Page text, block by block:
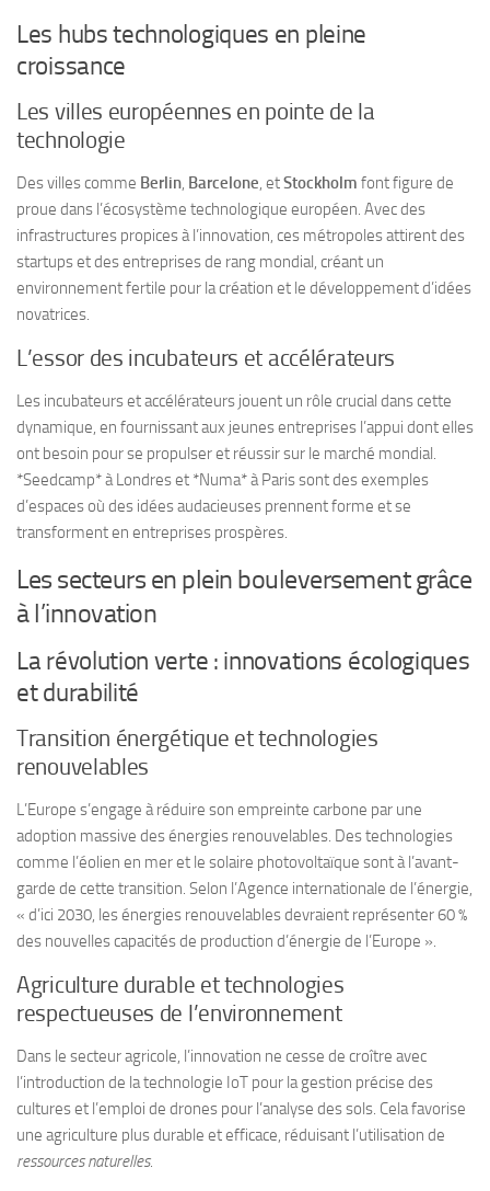
Les hubs technologiques en pleine
croissance
Les villes européennes en pointe de la
technologie
Des villes comme Berlin, Barcelone, etStockholm font figure de
proue dans l’écosystème technologique européen. Avec des
infrastructures propices à l’innovation, ces métropoles attirent des
startups et des entreprises de rang mondial, créant un
environnement fertile pour la création et le développement d’idées
novatrices.
L’essor des incubateurs et accélérateurs
Les incubateurs et accélérateurs jouent un rôle crucial dans cette
dynamique, en fournissant aux jeunes entreprises l’appui dont elles
ont besoin pour se propulser et réussir sur le marché mondial.
*Seedcamp* à Londres et *Numa* à Paris sont des exemples
d’espaces où des idées audacieuses prennent forme et se
transforment en entreprises prospères.
Les secteurs en plein bouleversement grâce
à l’innovation
La révolution verte : innovations écologiques
et durabilité
Transition énergétique et technologies
renouvelables
L’Europe s’engage à réduire son empreinte carbone par une
adoption massive des énergies renouvelables. Des technologies
comme l’éolien en mer et le solaire photovoltaïque sont à l’avant-
garde de cette transition. Selon l’Agence internationale de l’énergie,
« d’ici 2030, les énergies renouvelables devraient représenter 60 %
des nouvelles capacités de production d’énergie de l’Europe ».
Agriculture durable et technologies
respectueuses de l’environnement
Dans le secteur agricole, l’innovation ne cesse de croître avec
l’introduction de la technologie IoT pour la gestion précise des
cultures et l’emploi de drones pour l’analyse des sols. Cela favorise
une agriculture plus durable et efficace, réduisant l’utilisation de
ressources naturelles.